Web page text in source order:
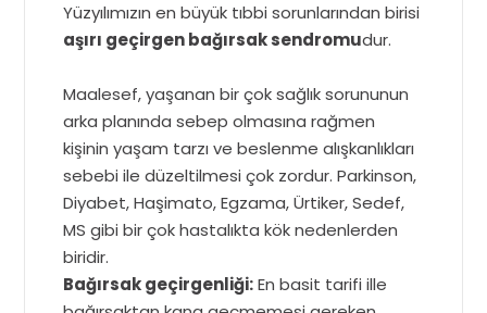
Yüzyılımızın en büyük tıbbi sorunlarından birisi
aşırı geçirgen bağırsak sendromudur.
Maalesef, yaşanan bir çok sağlık sorununun
arka planında sebep olmasına rağmen
kişinin yaşam tarzı ve beslenme alışkanlıkları
sebebi ile düzeltilmesi çok zordur. Parkinson,
Diyabet, Haşimato, Egzama, Ürtiker, Sedef,
MS gibi bir çok hastalıkta kök nedenlerden
biridir.
Bağırsak geçirgenliği:En basit tarifi ille